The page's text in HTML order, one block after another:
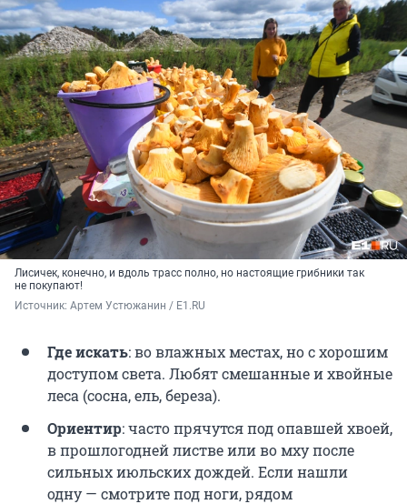
Лисичек, конечно, и вдоль трасс полно, но настоящие грибники так
не покупают!
Источник: Артем Устюжанин / E1.RU
Где искать: во влажных местах, но с хорошим
доступом света. Любят смешанные и хвойные
леса (сосна, ель, береза).
Ориентир: часто прячутся под опавшей хвоей,
в прошлогодней листве или во мху после
сильных июльских дождей. Если нашли
одну — смотрите под ноги, рядом